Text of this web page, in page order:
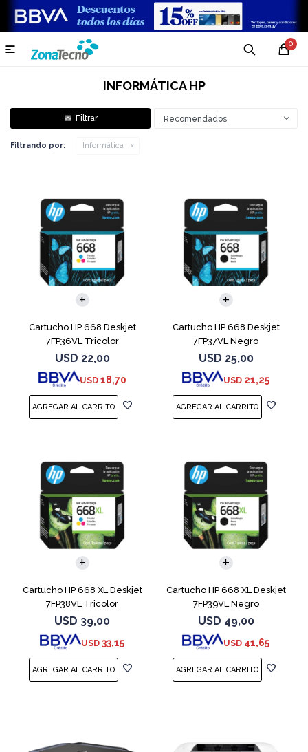
0

INFORMÁTICA HP
Recomendados
Filtrando por: Informática
Cartucho HP 668 Deskjet
7FP36VL Tricolor
USD 22,00
USD 18,70
Cartucho HP 668 Deskjet
7FP37VL Negro
USD 25,00
USD 21,25
Cartucho HP 668 XL Deskjet
7FP38VL Tricolor
USD 39,00
USD 33,15
Cartucho HP 668 XL Deskjet
7FP39VL Negro
USD 49,00
USD 41,65